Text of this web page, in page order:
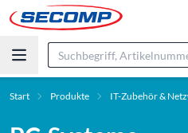
Start Produkte IT-Zubehör &